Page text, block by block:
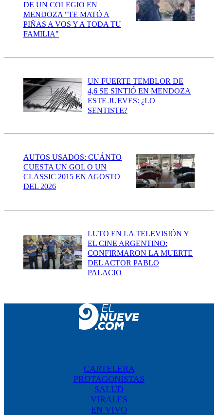
DE UN COLEGIO EN
MENDOZA "TE MATÓ A
PIÑAS A VOS Y A TODA TU
FAMILIA"
UN FUERTE TEMBLOR DE
4,6 SE SINTIÓ EN MENDOZA
ESTE JUEVES: ¿LO
SENTISTE?
AUTOS USADOS: CUÁNTO
CUESTA UN GOL O UN
CLASSIC 2015 EN AGOSTO
DEL 2026
LUTO EN LA TELEVISIÓN Y
EL CINE ARGENTINO:
CONFIRMARON LA MUERTE
DEL ACTOR PABLO
PALACIO
CARTELERA
PROTAGONISTAS
SALUD
VIRALES
EN VIVO